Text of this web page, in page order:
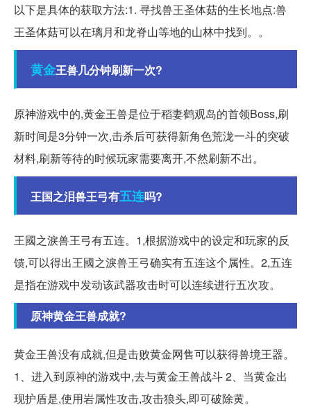
以下是具体的获取方法:1. 寻找兽王圣体菇的生长地点:兽
王圣体菇可以在璃月和龙脊山等地的山林中找到。。
黄金王兽几分钟刷新一次?
原神游戏中的,黄金王兽是位于稻妻鹤观岛的首领Boss,刷
新时间是3分钟一次,击杀后可获得新角色荒泷一斗的突破
材料,刷新等待的时候玩家需要离开,不然刷新不出。
王国之泪兽王弓有五连吗?
王國之淚兽王弓有五连。1,根据游戏中的设定和玩家的反
馈,可以得出王國之淚兽王弓确实有五连这个属性。2,五连
是指在游戏中发动该武器攻击时可以连续进行五次攻。
原神黄金王兽成就?
黄金王兽没有成就,但是击败黄金网售可以获得兽境王器。
1、进入到原神的游戏中,去与黄金王兽战斗 2、当黄金出
现护盾是,使用岩属性攻击,攻击狼头,即可破除黄。